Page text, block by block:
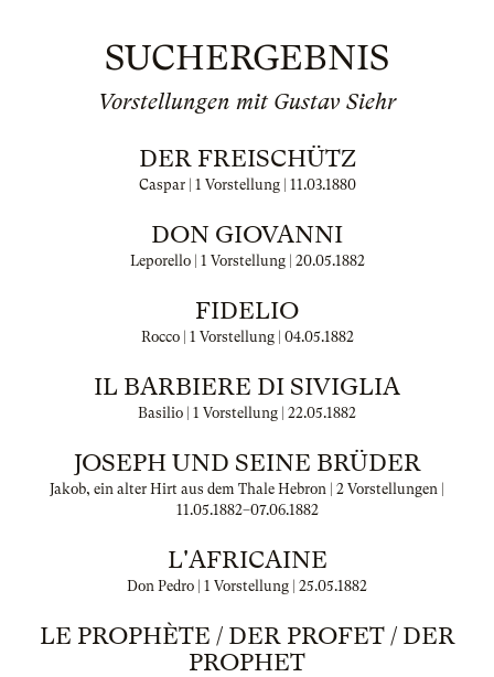
SUCHERGEBNIS
Vorstellungen mit Gustav Siehr
DER FREISCHÜTZ
Caspar | 1 Vorstellung | 11.03.1880
DON GIOVANNI
Leporello | 1 Vorstellung | 20.05.1882
FIDELIO
Rocco | 1 Vorstellung | 04.05.1882
IL BARBIERE DI SIVIGLIA
Basilio | 1 Vorstellung | 22.05.1882
JOSEPH UND SEINE BRÜDER
Jakob, ein alter Hirt aus dem Thale Hebron | 2 Vorstellungen |
11.05.1882–07.06.1882
L'AFRICAINE
Don Pedro | 1 Vorstellung | 25.05.1882
LE PROPHÈTE / DER PROFET / DER
PROPHET